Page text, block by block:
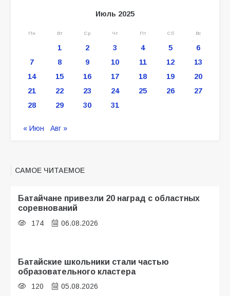
Июль 2025
Пн Вт Ср Чт Пт Сб Вс
1 2 3 4 5
6
7
8 9 10 11 12
13
14
15 16 17 18 19
20
21
22 23 24 25 26
27
28
29 30 31
« Июн Авг »
САМОЕ ЧИТАЕМОЕ
Батайчане привезли 20 наград с областных
соревнований
174 06.08.2026
Батайские школьники стали частью
образовательного кластера
120 05.08.2026